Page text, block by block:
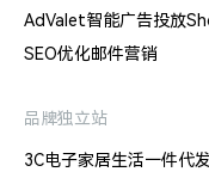
AdValet智能广告投放
SEO优化邮件营销
品牌独立站
3C电子家居生活一件代发